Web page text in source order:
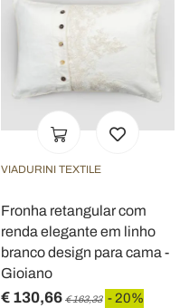
VIADURINI TEXTILE
Fronha retangular com
renda elegante em linho
branco design para cama -
Gioiano
€ 130,66 € 163,33 - 20%